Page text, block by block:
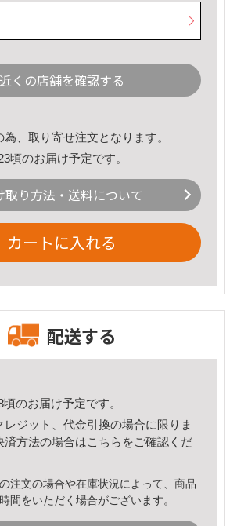
近くの店舗を確認する
、取り寄せ注文となります。
頃のお届け予定です。
取り方法・送料について
カートに入れる
配送する
のお届け予定です。
レジット、代金引換の場合に限りま
済方法の場合はこちら をご確認くだ
注文の場合や在庫状況によって、商品
間をいただく場合がございます。